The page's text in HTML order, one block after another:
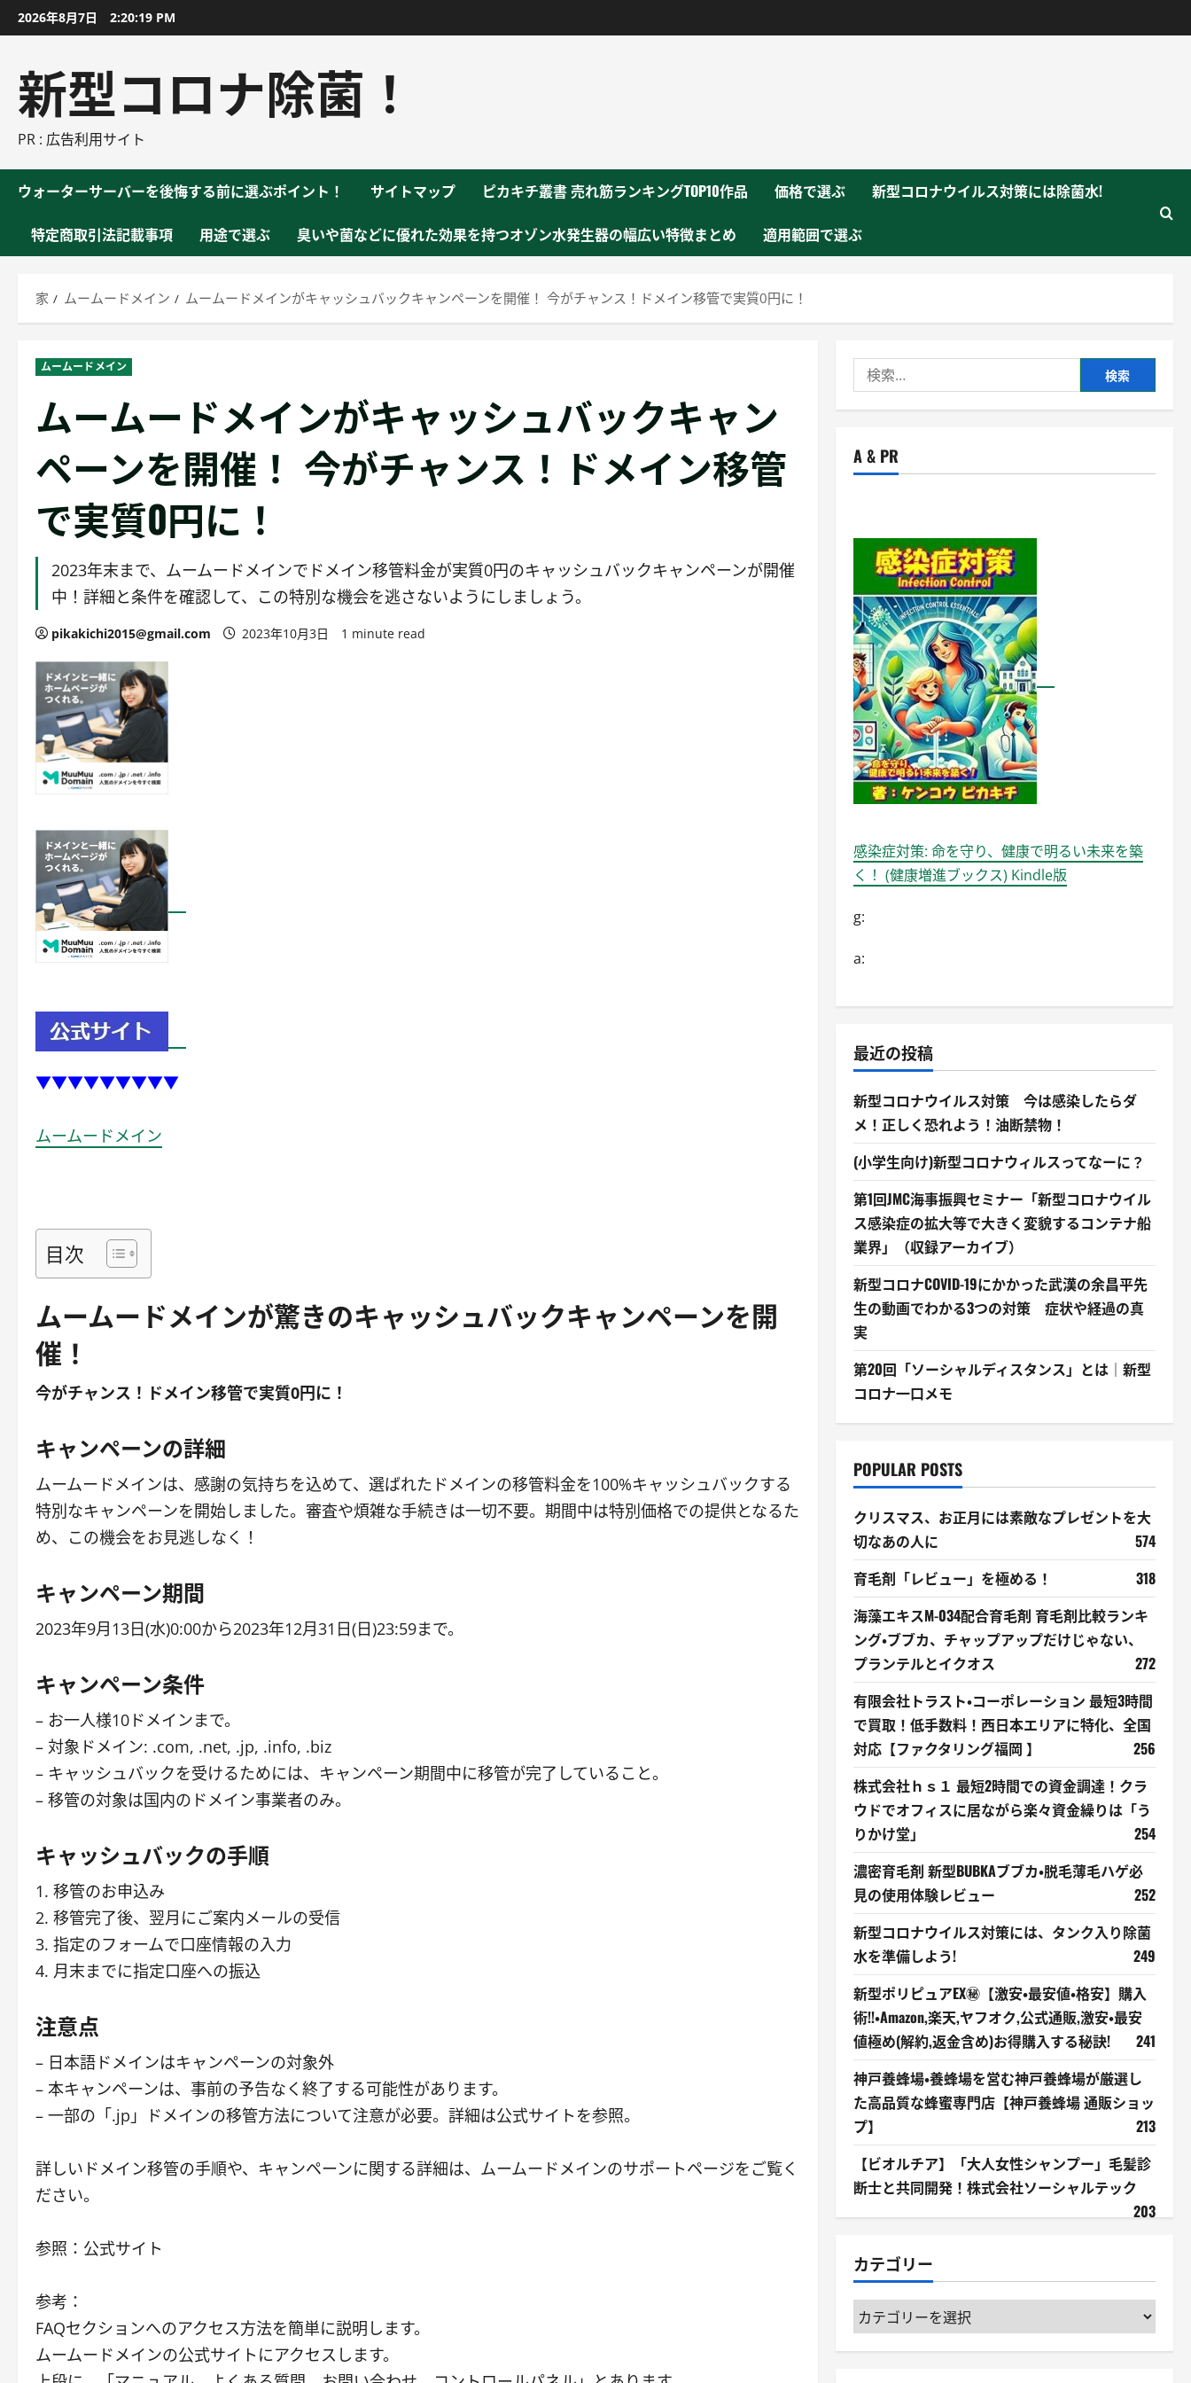
ン
2026年8月7日 2:20:19 PM
新型コロナ除菌！
PR : 広告利用サイト
ウォーターサーバーを後悔する前に選ぶポイント！ サイトマップ ピカキチ叢書 売れ筋ランキングTOP10作品 価格で選ぶ 新型コロナウイルス対策には除菌水!
特定商取引法記載事項 用途で選ぶ 臭いや菌などに優れた効果を持つオゾン水発生器の幅広い特徴まとめ 適用範囲で選ぶ
家 ムームードメイン ムームードメインがキャッシュバックキャンペーンを開催！ 今がチャンス！ドメイン移管で実質0円に！
ムームードメイン
ムームードメインがキャッシュバックキャン
ペーンを開催！ 今がチャンス！ドメイン移管
で実質0円に！
2023年末まで、ムームードメインでドメイン移管料金が実質0円のキャッシュバックキャンペーンが開催
中！詳細と条件を確認して、この特別な機会を逃さないようにしましょう。
pikakichi2015@gmail.com 2023年10月3日 1 minute read
▼▼▼▼▼▼▼▼▼
ムームードメイン
目次
ムームードメインが驚きのキャッシュバックキャンペーンを開
催！
今がチャンス！ドメイン移管で実質0円に！
キャンペーンの詳細
ムームードメインは、感謝の気持ちを込めて、選ばれたドメインの移管料金を100%キャッシュバックする
特別なキャンペーンを開始しました。審査や煩雑な手続きは一切不要。期間中は特別価格での提供となるた
め、この機会をお見逃しなく！
キャンペーン期間
2023年9月13日(水)0:00から2023年12月31日(日)23:59まで。
キャンペーン条件
– お一人様10ドメインまで。
– 対象ドメイン: .com, .net, .jp, .info, .biz
– キャッシュバックを受けるためには、キャンペーン期間中に移管が完了していること。
– 移管の対象は国内のドメイン事業者のみ。
キャッシュバックの手順
1. 移管のお申込み
2. 移管完了後、翌月にご案内メールの受信
3. 指定のフォームで口座情報の入力
4. 月末までに指定口座への振込
注意点
– 日本語ドメインはキャンペーンの対象外
– 本キャンペーンは、事前の予告なく終了する可能性があります。
– 一部の「.jp」ドメインの移管方法について注意が必要。詳細は公式サイトを参照。
詳しいドメイン移管の手順や、キャンペーンに関する詳細は、ムームードメインのサポートページをご覧く
ださい。
参照：公式サイト
参考：
FAQセクションへのアクセス方法を簡単に説明します。
ムームードメインの公式サイトにアクセスします。
索:
A & PR
感染症対策: 命を守り、健康で明るい未来を築
く！ (健康増進ブックス) Kindle版
g:
a:
最近の投稿
新型コロナウイルス対策 今は感染したらダ
メ！正しく恐れよう！油断禁物！
(小学生向け)新型コロナウィルスってなーに？
第1回JMC海事振興セミナー「新型コロナウイル
ス感染症の拡大等で大きく変貌するコンテナ船
業界」（収録アーカイブ）
新型コロナCOVID-19にかかった武漢の余昌平先
生の動画でわかる3つの対策 症状や経過の真
実
第20回「ソーシャルディスタンス」とは｜新型
コロナ一口メモ
POPULAR POSTS
クリスマス、お正月には素敵なプレゼントを大
切なあの人に
574
育毛剤「レビュー」を極める！
318
海藻エキスM-034配合育毛剤 育毛剤比較ランキ
ング・ブブカ、チャップアップだけじゃない、
プランテルとイクオス
272
有限会社トラスト・コーポレーション 最短3時間
で買取！低手数料！西日本エリアに特化、全国
対応【ファクタリング福岡 】
256
株式会社ｈｓ１ 最短2時間での資金調達！クラ
ウドでオフィスに居ながら楽々資金繰りは「う
りかけ堂」
254
濃密育毛剤 新型BUBKAブブカ・脱毛薄毛ハゲ必
見の使用体験レビュー
252
新型コロナウイルス対策には、タンク入り除菌
水を準備しよう!
249
新型ポリピュアEX㊙【激安・最安値・格安】購入
術!!・Amazon,楽天,ヤフオク,公式通販,激安・最安
値極め(解約,返金含め)お得購入する秘訣!
241
神戸養蜂場・養蜂場を営む神戸養蜂場が厳選し
た高品質な蜂蜜専門店【神戸養蜂場 通販ショッ
プ】
213
【ビオルチア】「大人女性シャンプー」毛髪診
断士と共同開発！株式会社ソーシャルテック
203
カテゴリー
カ
テ